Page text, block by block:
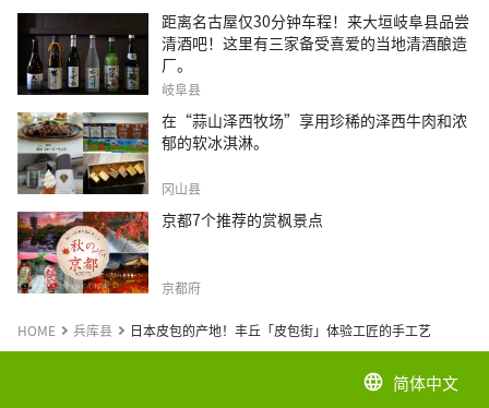
距离名古屋仅30分钟车程！来大垣岐阜县品尝
清酒吧！这里有三家备受喜爱的当地清酒酿造
厂。
岐阜县
在“蒜山泽西牧场”享用珍稀的泽西牛肉和浓
郁的软冰淇淋。
冈山县
京都7个推荐的赏枫景点
京都府
HOME 兵库县 日本皮包的产地！丰丘「皮包街」体验工匠的手工艺
language 简体中文